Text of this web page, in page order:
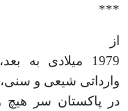
***
از
1979 میلادی به
وارداتی شیعی و
در پاکستان سر